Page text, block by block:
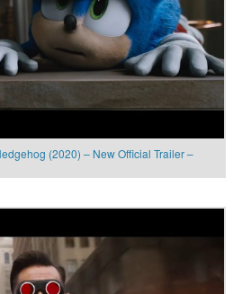
(2020) – New Official Trailer –